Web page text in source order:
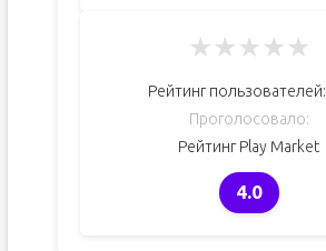
★★★★★
Рейтинг пользователей:
Проголосовало:
Рейтинг Play Market
4.0